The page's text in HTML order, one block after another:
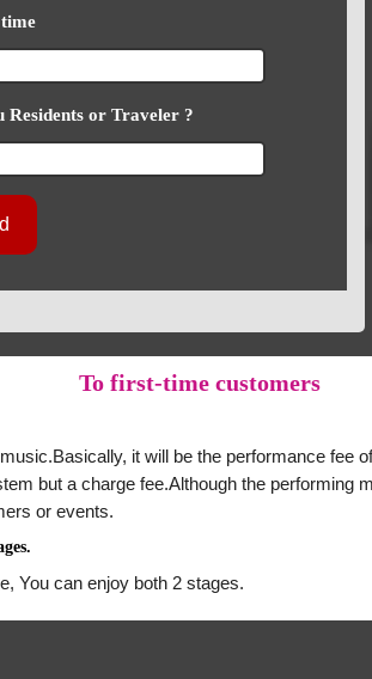
Residents or Traveler ?
To first-time customers
it will be the performance fee
but a charge fee.Although the performing
or events.
You can enjoy both 2 stages.